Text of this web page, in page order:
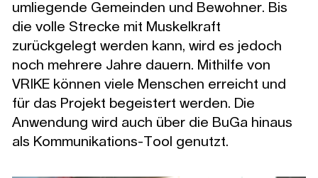
umliegende Gemeinden und Bewohner. Bis
die volle Strecke mit Muskelkraft
zurückgelegt werden kann, wird es jedoch
noch mehrere Jahre dauern. Mithilfe von
VRIKE können viele Menschen erreicht und
für das Projekt begeistert werden. Die
Anwendung wird auch über die BuGa hinaus
als Kommunikations-Tool genutzt.